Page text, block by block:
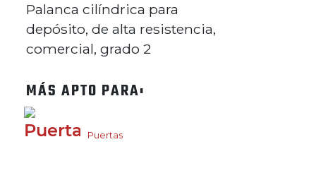
Palanca cilíndrica para
depósito, de alta resistencia,
comercial, grado 2
MÁS APTO PARA:
Puertas